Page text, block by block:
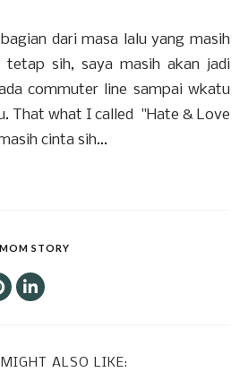
dari masa lalu yang masih
tetap sih, saya masih akan jadi
commuter line sampai wkatu
That what I called "Hate & Love
cinta sih...
STORY
ALSO LIKE: